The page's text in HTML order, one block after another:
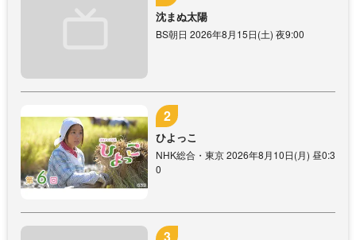
沈まぬ太陽
BS朝日 2026年8月15日(土) 夜9:00
ひよっこ
NHK総合・東京 2026年8月10日(月) 昼0:3
0